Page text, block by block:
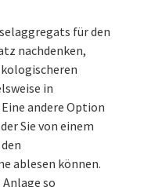
für den
nachdenken,
in
andere Option
Sie von einem
ablesen können.
so